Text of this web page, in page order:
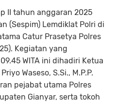
II tahun anggaran 2025
(Sespim) Lemdiklat Polri di
Catur Prasetya Polres
Kegiatan yang
WITA ini dihadiri Ketua
Waseso, S.Si., M.P.P.
pejabat utama Polres
Gianyar, serta tokoh